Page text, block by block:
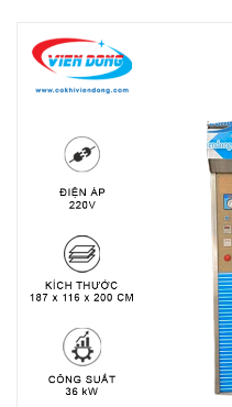
THIẾT BỊ NHÀ BẾP CAO CẤP
MÁY CHẾ BIẾN THỰC
MÁY CHẾ BIẾN NÔNG SẢN
THIẾT BỊ LÀM ĐỒ ĂN
THIẾT BỊ LÀM BÁNH
MÁY ĐÓNG GÓI THỰC